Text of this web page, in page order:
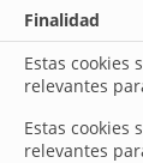
Finalidad
Estas cookies
relevantes
Estas cookies
relevantes